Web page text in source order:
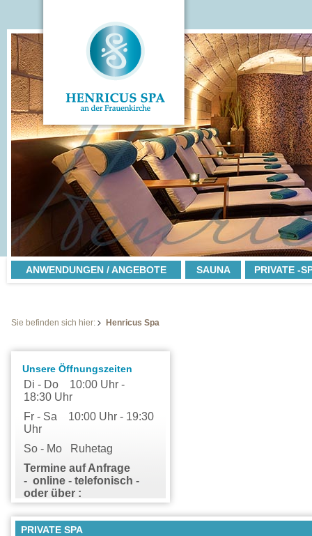
ANWENDUNGEN / ANGEBOTE SAUNA PRIVATE -
Sie befinden sich hier: Henricus Spa
Unsere Öffnungszeiten
Di - Do 10:00 Uhr -
18:30 Uhr
Fr - Sa 10:00 Uhr - 19:30
Uhr
So - Mo Ruhetag
Termine auf Anfrage
- online - telefonisch -
oder über :
wellness@heinrich-
schuetz-residenz.de
PRIVATE SPA